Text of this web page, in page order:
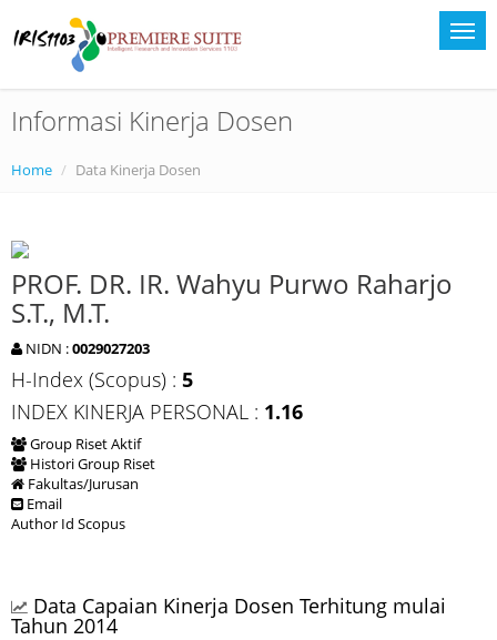
Informasi Kinerja Dosen
Home Data Kinerja Dosen
PROF. DR. IR. Wahyu Purwo Raharjo
S.T., M.T.
NIDN :0029027203
H-Index (Scopus) : 5
INDEX KINERJA PERSONAL : 1.16
Group Riset Aktif
Histori Group Riset
Fakultas/Jurusan
Email
Author Id Scopus
Data Capaian Kinerja Dosen Terhitung mulai
Tahun 2014